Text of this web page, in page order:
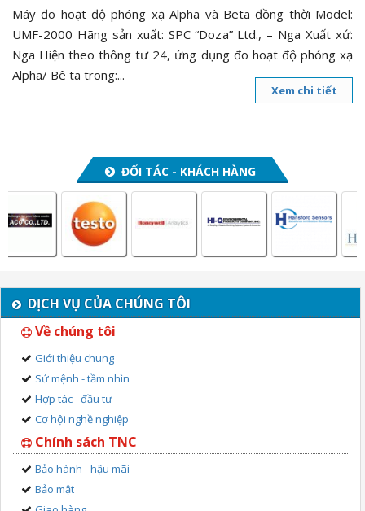
o
n
Máy đo hoạt độ phóng xạ Alpha và Beta đồng thời Model:
UMF-2000 Hãng sản xuất: SPC “Doza” Ltd., – Nga Xuất xứ:
Nga Hiện theo thông tư 24, ứng dụng đo hoạt độ phóng xạ
Alpha/ Bê ta trong:...
Xem chi tiết
ĐỐI TÁC - KHÁCH HÀNG
DỊCH VỤ CỦA CHÚNG TÔI
Về chúng tôi
Giới thiệu chung
Sứ mệnh - tầm nhìn
Hợp tác - đầu tư
Cơ hội nghề nghiệp
Chính sách TNC
Bảo hành - hậu mãi
Bảo mật